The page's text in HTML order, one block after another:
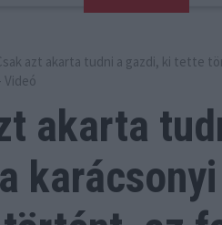
azt akarta tudni a gazdi, ki tette
akarta